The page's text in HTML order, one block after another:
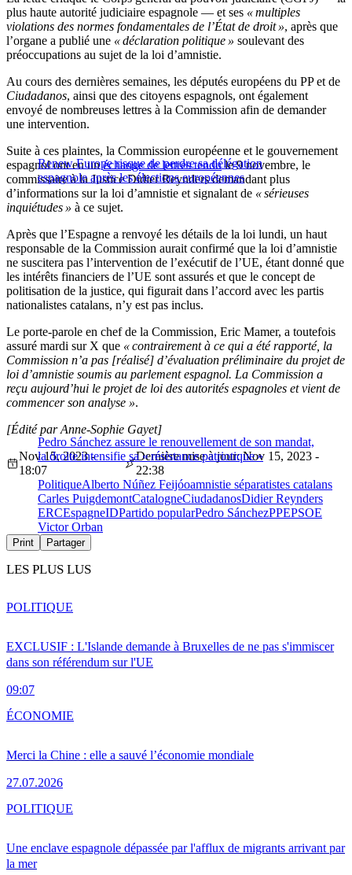
plus haute autorité judiciaire espagnole — et ses « multiples
violations des normes fondamentales de l’État de droit », après que
l’organe a publié une « déclaration politique » soulevant des
préoccupations au sujet de la loi d’amnistie.
Au cours des dernières semaines, les députés européens du PP et de
Ciudadanos, ainsi que des citoyens espagnols, ont également
envoyé de nombreuses lettres à la Commission afin de demander
une intervention.
Renew Europe risque de perdre sa délégation
espagnole après les élections européennes
Suite à ces plaintes, la Commission européenne et le gouvernement
espagnol ont eu unéchange de lettres tendule 9 novembre, le
commissaire à la Justice Didier Reynders demandant plus
d’informations sur la loi d’amnistie et signalant de « sérieuses
inquiétudes » à ce sujet.
Après que l’Espagne a renvoyé les détails de la loi lundi, un haut
responsable de la Commission aurait confirmé que la loi d’amnistie
ne suscitera pas l’intervention de l’exécutif de l’UE, étant donné que
les intérêts financiers de l’UE sont assurés et que le concept de
politisation de la justice, qui figurait dans l’accord avec les partis
nationalistes catalans, n’y est pas inclus.
Le porte-parole en chef de la Commission, Eric Mamer, a toutefois
assuré mardi sur X que « contrairement à ce qui a été rapporté, la
Commission n’a pas [réalisé] d’évaluation préliminaire du projet de
loi d’amnistie soumis au parlement espagnol. La Commission a
reçu aujourd’hui le projet de loi des autorités espagnoles et vient de
commencer son analyse ».
Pedro Sánchez assure le renouvellement de son mandat,
la droite intensifie sa « résistance patriotique »
[Édité par Anne-Sophie Gayet]
Nov 15, 2023 -
18:07
Dernière mise à jour: Nov 15, 2023 -
22:38
PolitiqueAlberto Núñez Feijóoamnistie séparatistes catalans
Carles PuigdemontCatalogneCiudadanosDidier Reynders
ERCEspagneIDPartido popularPedro SánchezPPEPSOE
Victor Orban
Print Partager
LES PLUS LUS
EXCLUSIF : L'Islande demande à Bruxelles de ne pas s'immiscer
dans son référendum sur l'UE
09:07
POLITIQUE
Merci la Chine : elle a sauvé l’économie mondiale
27.07.2026
ÉCONOMIE
Une enclave espagnole dépassée par l'afflux de migrants arrivant par
la mer
POLITIQUE